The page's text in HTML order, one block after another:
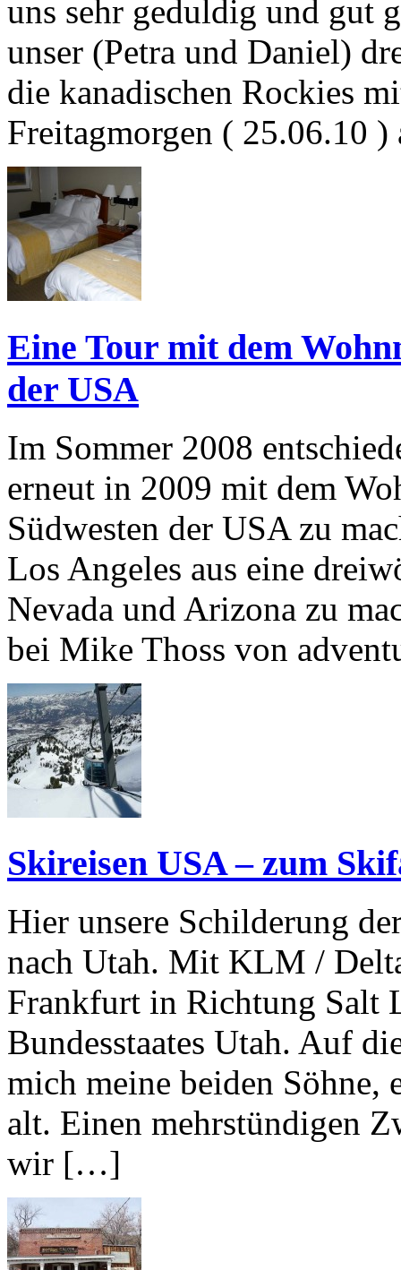
uns sehr geduldig und
unser (Petra und Daniel)
die kanadischen Rockies
Freitagmorgen (
Eine Tour mit dem
der USA
Im Sommer 2008
erneut in 2009 mit dem
Südwesten der USA zu
Los Angeles aus eine
Nevada und Arizona zu
bei Mike Thoss von
Skireisen USA – zum
Hier unsere Schilderung
nach Utah. Mit KLM /
Frankfurt in Richtung Salt
Bundesstaates Utah. Auf
mich meine beiden Söhne,
alt. Einen mehrstündigen
wir […]